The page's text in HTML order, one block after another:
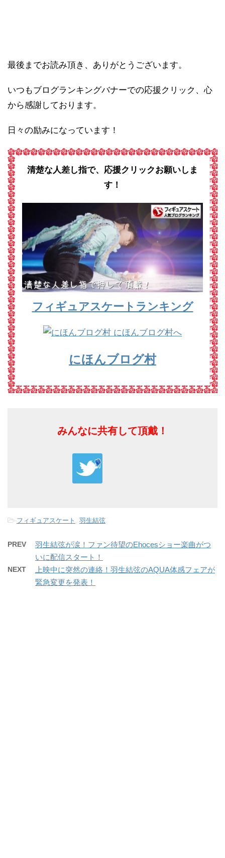
最後までお読み頂き、ありがとうございます。
いつもブログランキングバナーでの応援クリック、心
から感謝しております。
日々の励みになっています！
清楚な人差し指で、応援クリックお願いしま
す！
フィギュアスケートランキング
にほんブログ村
みんなに共有して頂戴！
-フィギュアスケート 羽生結弦
PREV
羽生結弦が涙！ファン待望のEhocesショー楽曲がつ
いに配信スタート！
NEXT
上映中に突然の連絡！羽生結弦のAQUA体感フェアが
緊急変更を発表！